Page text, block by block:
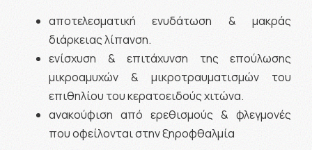
αποτελεσματική ενυδάτωση & μακράς
διάρκειας λίπανση.
ενίσχυση & επιτάχυνση της επούλωσης
μικροαμυχών & μικροτραυματισμών του
επιθηλίου του κερατοειδούς χιτώνα.
ανακούφιση από ερεθισμούς & φλεγμονές
που οφείλονται στην ξηροφθαλμία